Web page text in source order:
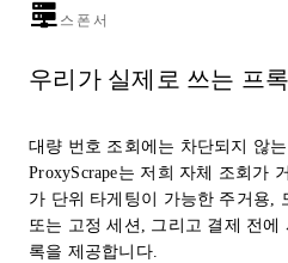
스폰서
우리가 실제로 쓰는 프
대량 번호 조회에는 차단되지 않
ProxyScrape는 저희 자체 조회가
가 단위 타게팅이 가능한 주거용,
또는 고정 세션, 그리고 결제 전
록을 제공합니다.